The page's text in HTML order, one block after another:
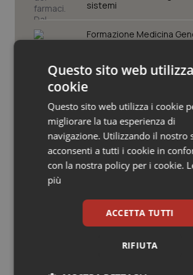
Veneto
Oncoematologia
Oncologia & Nutrizione
Quotidiano Cardiologia
Quotidiano Chirurgia
Quotidiano Pediatria
sistemi
Formazione Medicina
Fimmg: “Rischio
senza medico. Serve
mobilità volontaria interregionale”
Farmacisti in prima linea
d’estate. Da Fofi il
vacanze in sicurezza
Screening oncologici.
sanitari Fno Tsrm e Pstrp:
Questo sito web utilizza
cookie
Questo sito web utilizza i cookie
migliorare la tua esperienza di
navigazione. Utilizzando il nostro
acconsenti a tutti i cookie in
con la nostra policy per i cookie.
più
ACCETTA TUTTI
RIFIUTA